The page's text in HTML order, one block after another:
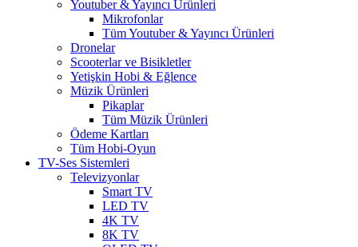
Youtuber & Yayıncı Ürünleri
Mikrofonlar
Tüm Youtuber & Yayıncı Ürünleri
Dronelar
Scooterlar ve Bisikletler
Yetişkin Hobi & Eğlence
Müzik Ürünleri
Pikaplar
Tüm Müzik Ürünleri
Ödeme Kartları
Tüm Hobi-Oyun
TV-Ses Sistemleri
Televizyonlar
Smart TV
LED TV
4K TV
8K TV